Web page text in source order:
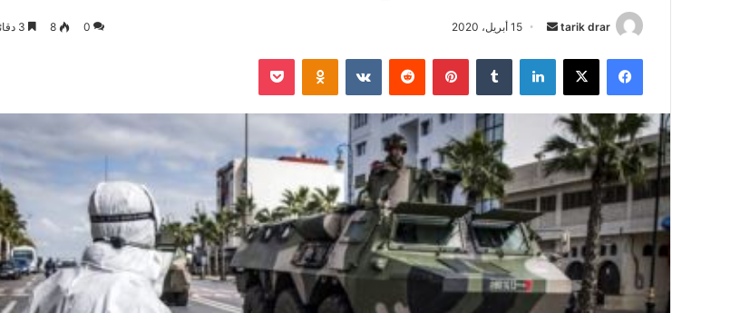
tarik drar
س
ل
ب
ي
د
ا
إ
ل
ك
ت
15 أبريل، 2020 0
8
فيسبوك لينكدإن بينتيريست